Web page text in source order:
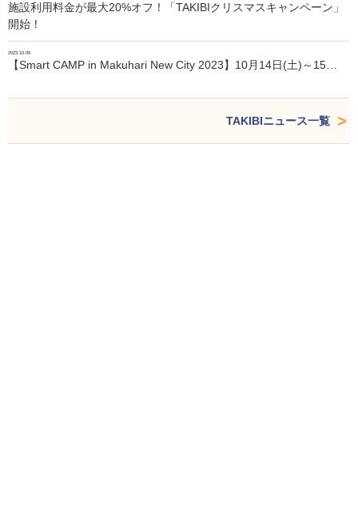
施設利用料金が最大20%オフ！「TAKIBIクリスマスキャンペーン」
開始！
2023.10.05
【Smart CAMP in Makuhari New City 2023】10月14日(土)～15…
TAKIBIニュース一覧